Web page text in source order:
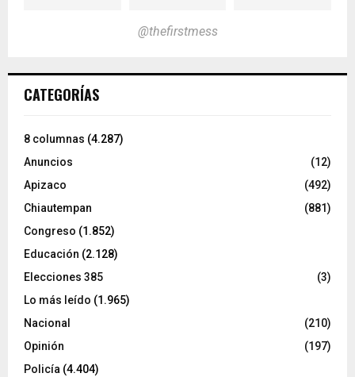
@thefirstmess
CATEGORÍAS
8 columnas (4.287)
Anuncios
(12)
Apizaco
(492)
Chiautempan
(881)
Congreso (1.852)
Educación (2.128)
Elecciones 385
(3)
Lo más leído (1.965)
Nacional
(210)
Opinión
(197)
Policía (4.404)